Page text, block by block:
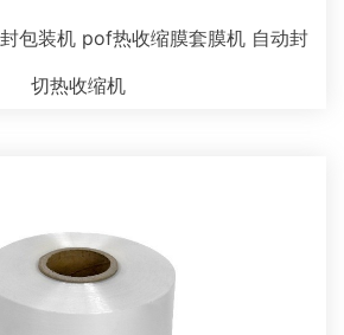
包装机 pof热收缩膜套膜机 自动封
切热收缩机